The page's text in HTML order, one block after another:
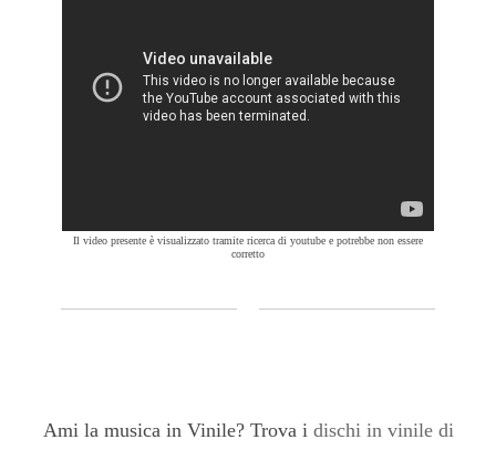
Il video presente è visualizzato tramite ricerca di youtube e potrebbe non essere
corretto
Ami la musica in Vinile? Trova i dischi in vinile di